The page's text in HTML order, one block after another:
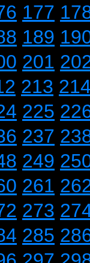
177
189
201
213
225
237
249
261
273
285